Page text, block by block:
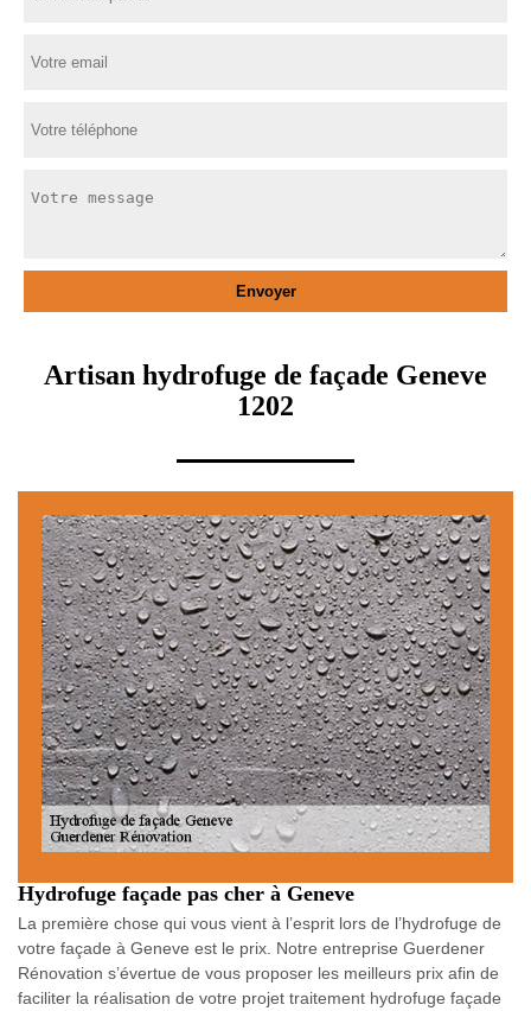
Artisan hydrofuge de façade Geneve
1202
Hydrofuge façade pas cher à Geneve
La première chose qui vous vient à l’esprit lors de l’hydrofuge de
votre façade à Geneve est le prix. Notre entreprise Guerdener
Rénovation s’évertue de vous proposer les meilleurs prix afin de
faciliter la réalisation de votre projet traitement hydrofuge façade